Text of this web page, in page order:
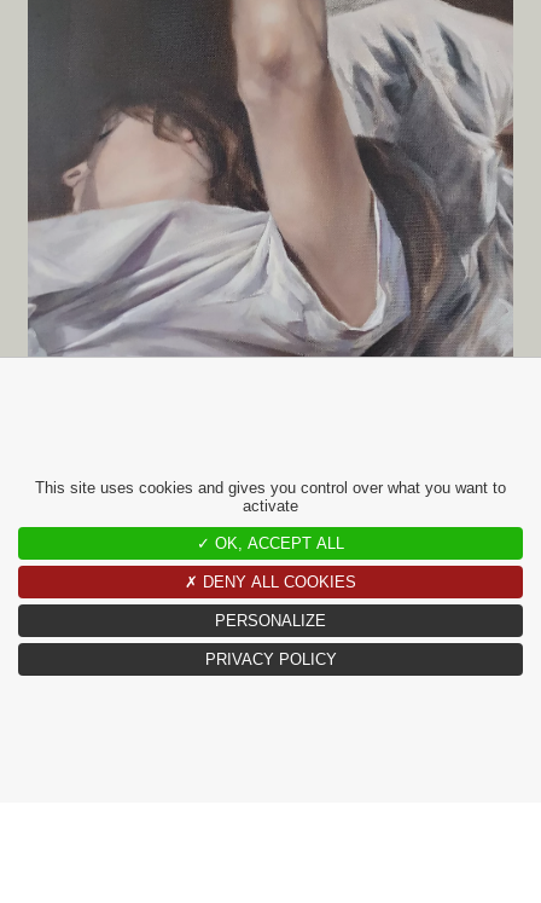
L’Œil Art Paris : Mutations et
Mémoires
This site uses cookies and gives you control over what you want to
activate
✓ OK, ACCEPT ALL
✗ DENY ALL COOKIES
PERSONALIZE
PRIVACY POLICY